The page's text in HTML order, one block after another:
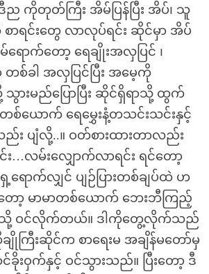
ကိုတုတ်ကြီး အိမ်ပြန်ပြီး အိပ်၊ သူ
ရင်းတွေ လာလုပ်ရင်း ဆိုင်မှာ အိပ်
ောက်တော့ ရေချိုးအလှပြင် ၊
တစ်ခါ အလှပြင်ပြီး အမေ့ကို
ားမည်ပြောပြီး ဆိုင်ရှိရာသို့ ထွက်
စ်ယောက် ရေမွှေးနံ့တသင်းသင်းနှင့်
း ပျံလို့..။ ဝတ်စားထားတာလည်း
င်း…လမ်းလျှောက်လာရင်း ရင်တော့
ရောက်လျှင် ပျဉ်ပြားတစ်ချပ်ထဲ ဟ
ော့ မာမာတစ်ယောက် ဘေးဘီကြည့်
သို့ ဝင်လိုက်တယ်။ ဒါကိုတွေ့လိုက်သည်
ကြီးဆိုင်က စာရေးမ အချိန်မတော်မှ
ခိုးဝှက်နှင့် ဝင်သွားသည်။ ပြီးတော့ ဒီ